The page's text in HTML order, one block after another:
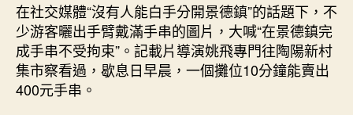
在社交媒體“沒有人能白手分開景德鎮”的話題下，不
少游客曬出手臂戴滿手串的圖片，大喊“在景德鎮完
成手串不受拘束”。記載片導演姚飛專門往陶陽新村
集市察看過，歇息日早晨，一個攤位10分鐘能賣出
400元手串。